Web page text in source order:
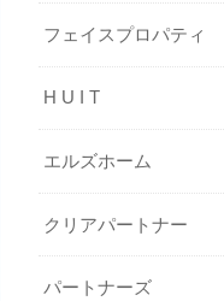
フェイスプロパティ
H U I T
エルズホーム
クリアパートナー
パートナーズ